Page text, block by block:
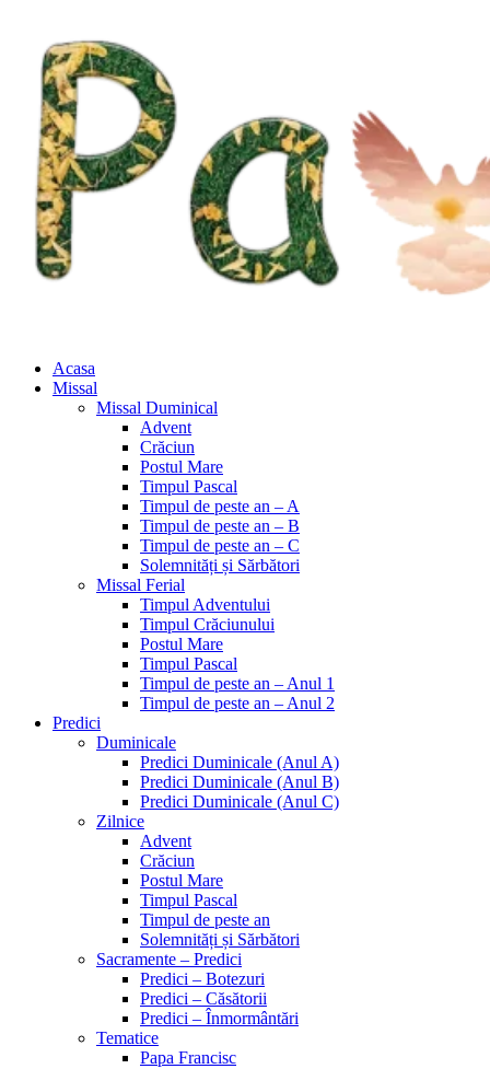
Acasa
Missal
Missal Duminical
Advent
Crăciun
Postul Mare
Timpul Pascal
Timpul de peste an – A
Timpul de peste an – B
Timpul de peste an – C
Solemnități și Sărbători
Missal Ferial
Timpul Adventului
Timpul Crăciunului
Postul Mare
Timpul Pascal
Timpul de peste an – Anul 1
Timpul de peste an – Anul 2
Predici
Duminicale
Predici Duminicale (Anul A)
Predici Duminicale (Anul B)
Predici Duminicale (Anul C)
Zilnice
Advent
Crăciun
Postul Mare
Timpul Pascal
Timpul de peste an
Solemnități și Sărbători
Sacramente – Predici
Predici – Botezuri
Predici – Căsătorii
Predici – Înmormântări
Tematice
Papa Francisc